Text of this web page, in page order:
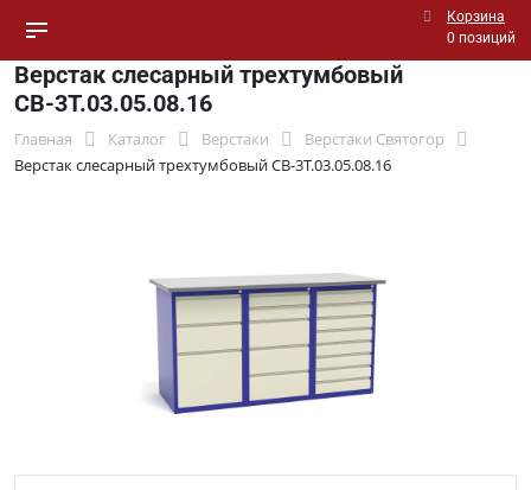
Корзина
0 позиций
Верстак слесарный трехтумбовый
СВ-3Т.03.05.08.16
Главная Каталог Верстаки
Верстаки Святогор
Верстак слесарный трехтумбовый СВ-3Т.03.05.08.16